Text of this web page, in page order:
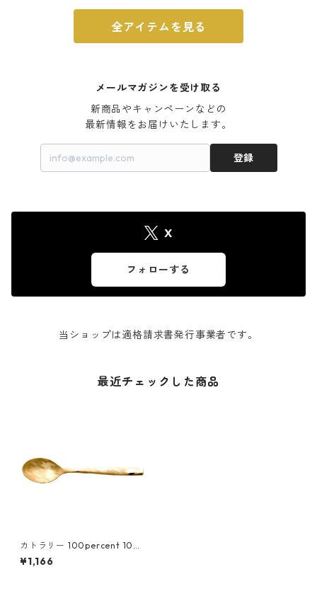
全アイテムを見る
メールマガジンを受け取る
新商品やキャンペーンなどの
最新情報をお届けいたします。
登録
X
フォローする
当ショップは適格請求書発行事業者です。
最近チェックした商品
カトラリー 100percent 10
0% DRESS - Tea Spoon - GO
LD 100パーセント ドレス テ
¥1,166